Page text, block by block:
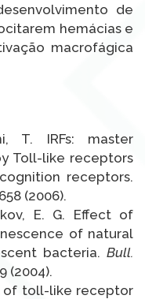
de
hemácias e
macrofágica
T. IRFs: master
Toll-like receptors
receptors.
(2006).
E. G. Effect of
of natural
bacteria. Bull.
(2004).
of toll-like receptor